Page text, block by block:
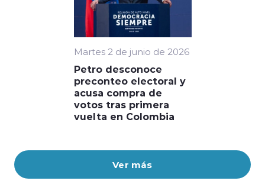
Ver más
Martes 2 de junio de 2026
Petro desconoce
preconteo electoral y
acusa compra de
votos tras primera
vuelta en Colombia